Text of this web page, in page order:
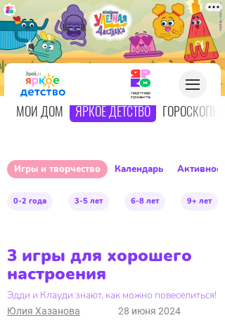
МОЙ ДОМ ЯРКОЕ ДЕТСТВО ГОРОСКОПЫ
Игры и творчество Календарь Активное
0-2 года 3-5 лет 6-8 лет 9+ лет
3 игры для хорошего
настроения
Эдди и Клауди знают, как можно повеселиться!
Юлия Хазанова 28 июня 2024